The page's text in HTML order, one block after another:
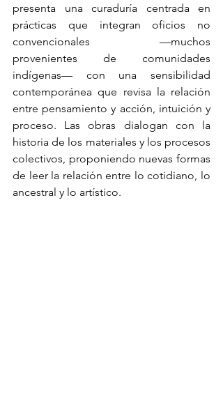
presenta una curaduría centrada en
prácticas que integran oficios no
convencionales —muchos
provenientes de comunidades
indígenas— con una sensibilidad
contemporánea que revisa la relación
entre pensamiento y acción, intuición y
proceso. Las obras dialogan con la
historia de los materiales y los procesos
colectivos, proponiendo nuevas formas
de leer la relación entre lo cotidiano, lo
ancestral y lo artístico.